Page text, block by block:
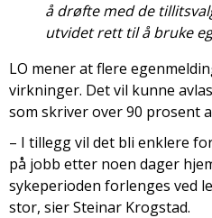
å drøfte med de
utvidet rett til å bruke
LO mener at flere
virkninger. Det vil kunne
som skriver over 90 prosent
– I tillegg vil det bli enklere
på jobb etter noen dager
sykeperioden forlenges ved
stor, sier Steinar Krogstad.